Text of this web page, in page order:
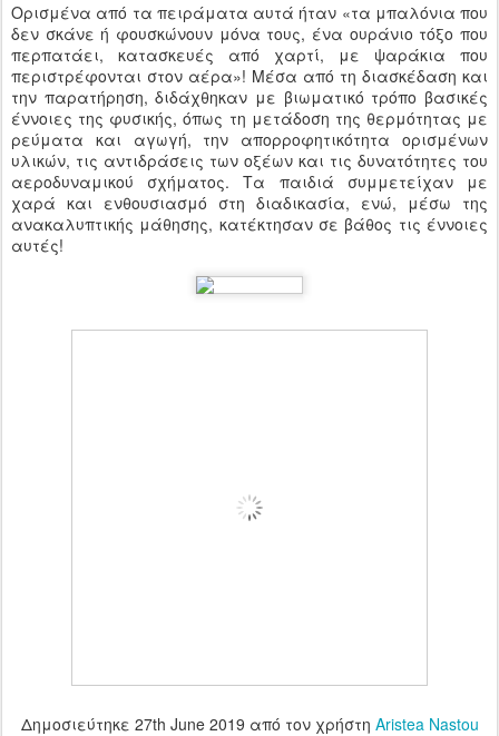
Ορισμένα από τα πειράματα αυτά ήταν «τα μπαλόνια που
δεν σκάνε ή φουσκώνουν μόνα τους, ένα ουράνιο τόξο που
περπατάει, κατασκευές από χαρτί, με ψαράκια που
περιστρέφονται στον αέρα»! Μέσα από τη διασκέδαση και
την παρατήρηση, διδάχθηκαν με βιωματικό τρόπο βασικές
έννοιες της φυσικής, όπως τη μετάδοση της θερμότητας με
ρεύματα και αγωγή, την απορροφητικότητα ορισμένων
υλικών, τις αντιδράσεις των οξέων και τις δυνατότητες του
αεροδυναμικού σχήματος. Τα παιδιά συμμετείχαν με
χαρά και ενθουσιασμό στη διαδικασία, ενώ, μέσω της
ανακαλυπτικής μάθησης, κατέκτησαν σε βάθος τις έννοιες
αυτές!
Δημοσιεύτηκε 27th June 2019 από τον χρήστη Aristea Nastou